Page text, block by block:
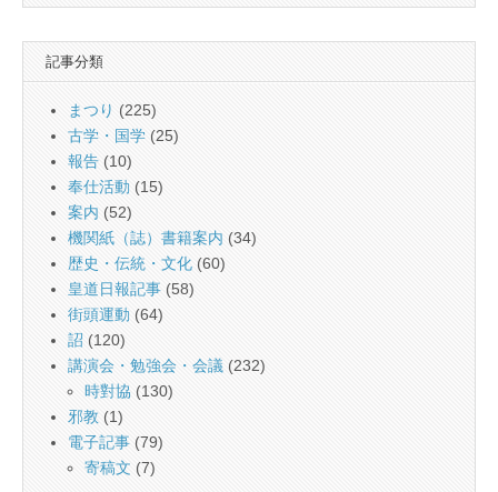
記事分類
まつり (225)
古学・国学 (25)
報告 (10)
奉仕活動 (15)
案内 (52)
機関紙（誌）書籍案内 (34)
歴史・伝統・文化 (60)
皇道日報記事 (58)
街頭運動 (64)
詔 (120)
講演会・勉強会・会議 (232)
時對協 (130)
邪教 (1)
電子記事 (79)
寄稿文 (7)